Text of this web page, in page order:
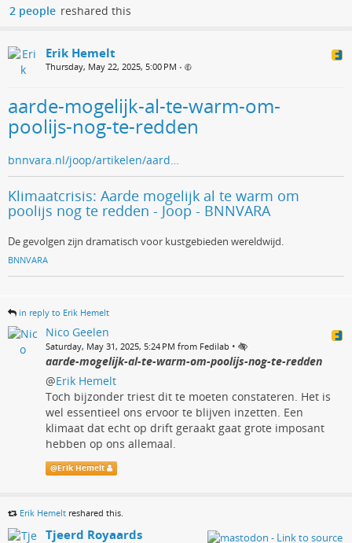
2 people reshared this
Erik Hemelt
Thursday, May 22, 2025, 5:00 PM •
aarde-mogelijk-al-te-warm-om-
poolijs-nog-te-redden
bnnvara.nl/joop/artikelen/aard…
Klimaatcrisis: Aarde mogelijk al te warm om
poolijs nog te redden - Joop - BNNVARA
De gevolgen zijn dramatisch voor kustgebieden wereldwijd.
BNNVARA
in reply to Erik Hemelt
Nico Geelen
Saturday, May 31, 2025, 5:24 PM from Fedilab •
aarde-mogelijk-al-te-warm-om-poolijs-nog-te-redden
@Erik Hemelt
Toch bijzonder triest dit te moeten constateren. Het is
wel essentieel ons ervoor te blijven inzetten. Een
klimaat dat echt op drift geraakt gaat grote imposant
hebben op ons allemaal.
@Erik Hemelt
Erik Hemelt reshared this.
Tjeerd Royaards